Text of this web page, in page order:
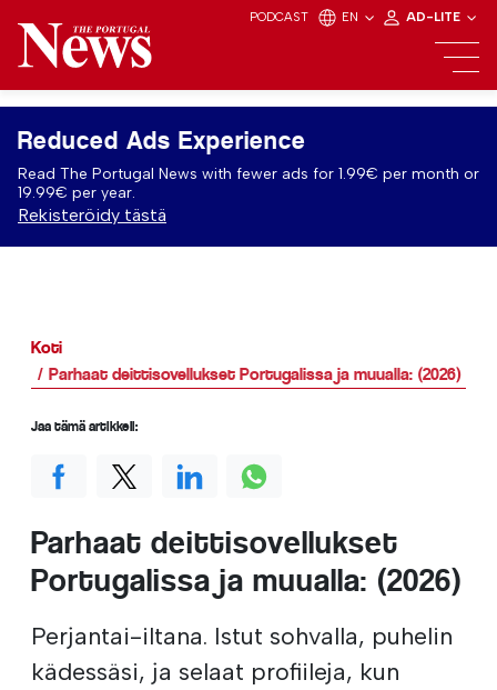
PODCAST EN AD-LITE
Reduced Ads Experience
Read The Portugal News with fewer ads for 1.99€ per month or
19.99€ per year.
Rekisteröidy tästä
Koti
Parhaat deittisovellukset Portugalissa ja muualla: (2026)
Parhaat deittisovellukset
Portugalissa ja muualla: (2026)
Perjantai-iltana. Istut sohvalla, puhelin
kädessäsi, ja selaat profiileja, kun
Jaa tämä artikkeli: